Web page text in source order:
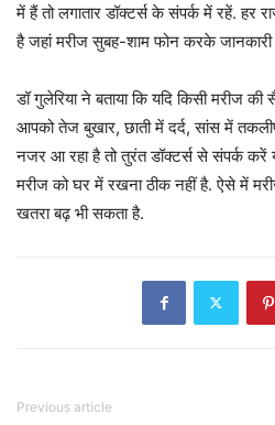
में हैं तो लगातार डॉक्टर्स के संपर्क में रहें. हर
है जहां मरीज सुबह-शाम फोन करके
डॉ गुलेरिया ने बताया कि यदि किसी मरीज
आपको तेज बुखार, छाती में दर्द, सांस में
नजर आ रहा है तो तुरंत डॉक्टर्स से संपर्क करें
मरीज को घर में रखना ठीक नहीं है. ऐसे में
खतरा बढ़ भी सकता है.
Previous article